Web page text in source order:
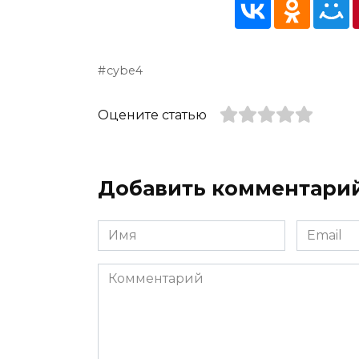
cybe4
Оцените статью
Добавить
Имя
*
Email
*
Комментарий